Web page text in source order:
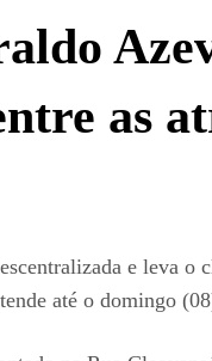
as
e leva
até o domingo